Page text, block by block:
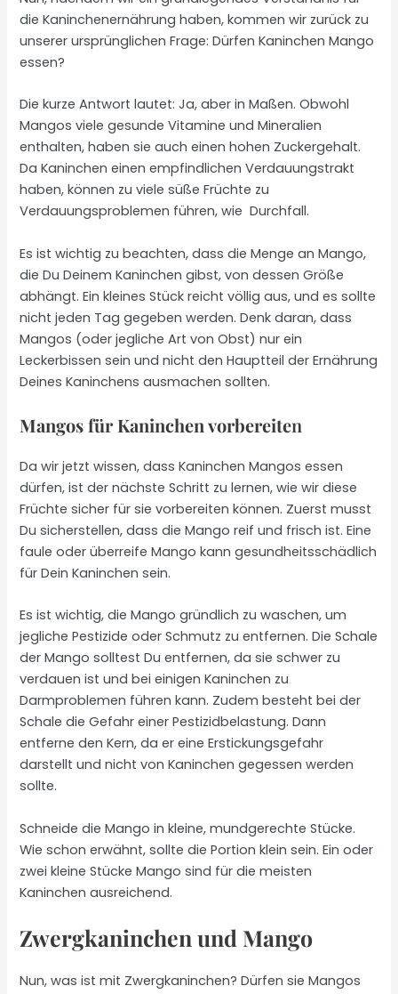
die Kaninchenernährung haben, kommen wir zurück zu
unserer ursprünglichen Frage: Dürfen Kaninchen Mango
essen?
Die kurze Antwort lautet: Ja, aber in Maßen. Obwohl
Mangos viele gesunde Vitamine und Mineralien
enthalten, haben sie auch einen hohen Zuckergehalt.
Da Kaninchen einen empfindlichen Verdauungstrakt
haben, können zu viele süße Früchte zu
Verdauungsproblemen führen, wie Durchfall.
Es ist wichtig zu beachten, dass die Menge an Mango,
die Du Deinem Kaninchen gibst, von dessen Größe
abhängt. Ein kleines Stück reicht völlig aus, und es sollte
nicht jeden Tag gegeben werden. Denk daran, dass
Mangos (oder jegliche Art von Obst) nur ein
Leckerbissen sein und nicht den Hauptteil der Ernährung
Deines Kaninchens ausmachen sollten.
Mangos für Kaninchen vorbereiten
Da wir jetzt wissen, dass Kaninchen Mangos essen
dürfen, ist der nächste Schritt zu lernen, wie wir diese
Früchte sicher für sie vorbereiten können. Zuerst musst
Du sicherstellen, dass die Mango reif und frisch ist. Eine
faule oder überreife Mango kann gesundheitsschädlich
für Dein Kaninchen sein.
Es ist wichtig, die Mango gründlich zu waschen, um
jegliche Pestizide oder Schmutz zu entfernen. Die Schale
der Mango solltest Du entfernen, da sie schwer zu
verdauen ist und bei einigen Kaninchen zu
Darmproblemen führen kann. Zudem besteht bei der
Schale die Gefahr einer Pestizidbelastung. Dann
entferne den Kern, da er eine Erstickungsgefahr
darstellt und nicht von Kaninchen gegessen werden
sollte.
Schneide die Mango in kleine, mundgerechte Stücke.
Wie schon erwähnt, sollte die Portion klein sein. Ein oder
zwei kleine Stücke Mango sind für die meisten
Kaninchen ausreichend.
Zwergkaninchen und Mango
Nun, was ist mit Zwergkaninchen? Dürfen sie Mangos